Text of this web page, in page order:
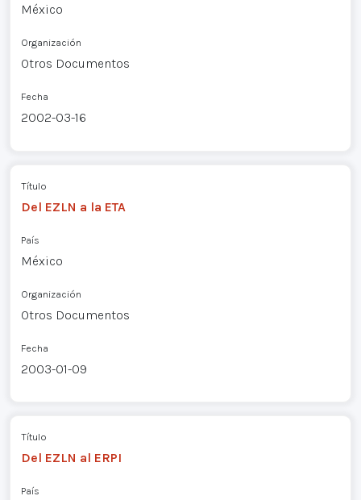
México
Organización
Otros Documentos
Fecha
2002-03-16
Título
Del EZLN a la ETA
País
México
Organización
Otros Documentos
Fecha
2003-01-09
Título
Del EZLN al ERPI
País